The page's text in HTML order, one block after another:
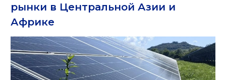
рынки в Центральной Азии и
Африке